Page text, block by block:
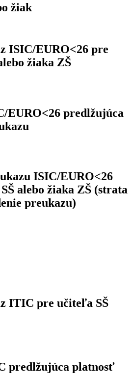
žiak
ISIC/EURO<26 pre
žiaka ZŠ
EURO<26 predlžujúca
ISIC/EURO<26
alebo žiaka ZŠ (strata
preukazu)
ITIC pre učiteľa SŠ
predlžujúca platnosť